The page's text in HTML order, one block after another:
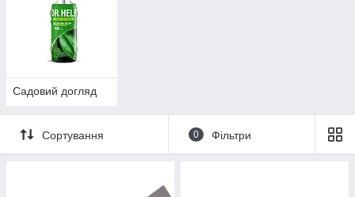
Садовий догляд
Сортування 0 Фільтри